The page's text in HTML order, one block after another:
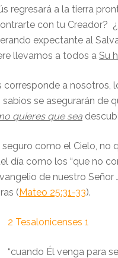
regresará a la tierra
con tu Creador?
expectante al
llevarnos a todos a Su
corresponde a nosotros,
sabios se asegurarán de
quieres que sea
seguro como el Cielo, no
día como los “que no
de nuestro Señor
(Mateo 25:31-33).
2 Tesalonicenses 1
“cuando Él venga para